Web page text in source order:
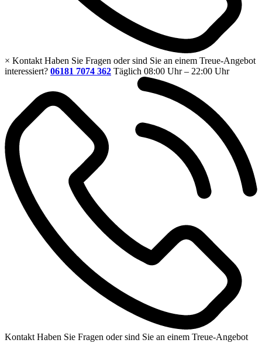
× Kontakt Haben Sie Fragen oder sind Sie an einem Treue-Angebot
interessiert? 06181 7074 362 Täglich 08:00 Uhr – 22:00 Uhr
Kontakt Haben Sie Fragen oder sind Sie an einem Treue-Angebot